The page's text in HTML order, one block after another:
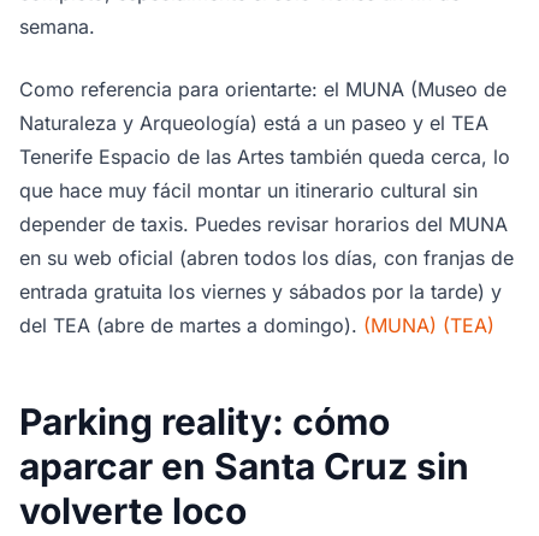
semana.
Como referencia para orientarte: el MUNA (Museo de
Naturaleza y Arqueología) está a un paseo y el TEA
Tenerife Espacio de las Artes también queda cerca, lo
que hace muy fácil montar un itinerario cultural sin
depender de taxis. Puedes revisar horarios del MUNA
en su web oficial (abren todos los días, con franjas de
entrada gratuita los viernes y sábados por la tarde) y
del TEA (abre de martes a domingo). (MUNA) (TEA)
Parking reality: cómo
aparcar en Santa Cruz sin
volverte loco